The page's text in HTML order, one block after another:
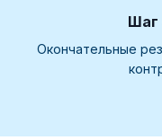
Шаг
Окончательные